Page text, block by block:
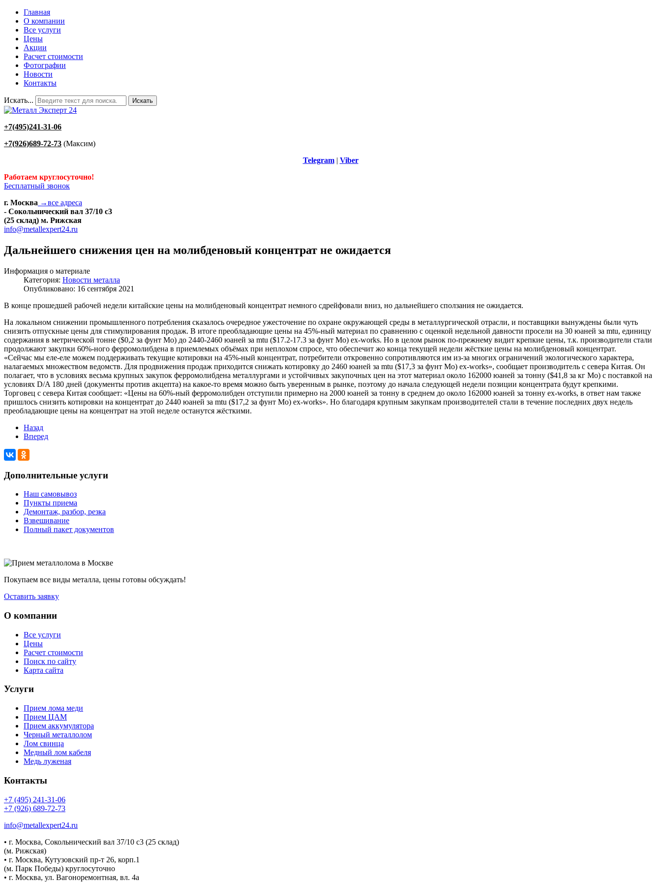
Главная
О компании
Все услуги
Цены
Акции
Расчет стоимости
Фотографии
Новости
Контакты
Искать... Искать
+7(495)241-31-06
+7(926)689-72-73 (Максим)
Telegram| Viber
Работаем круглосуточно!
Бесплатный звонок
г. Москва →все адреса
- Сокольнический вал 37/10 с3
(25 склад) м. Рижская
info@metallexpert24.ru
Дальнейшего снижения цен на молибденовый концентрат не ожидается
Информация о материале
Категория: Новости металла
Опубликовано: 16 сентября 2021
В конце прошедшей рабочей недели китайские цены на молибденовый концентрат немного сдрейфовали вниз, но дальнейшего сползания не ожидается.
На локальном снижении промышленного потребления сказалось очередное ужесточение по охране окружающей среды в металлургической отрасли, и поставщики вынуждены были чуть
снизить отпускные цены для стимулирования продаж. В итоге преобладающие цены на 45%-ный материал по сравнению с оценкой недельной давности просели на 30 юаней за mtu, единицу
содержания в метрической тонне ($0,2 за фунт Мо) до 2440-2460 юаней за mtu ($17.2-17.3 за фунт Мо) ex-works. Но в целом рынок по-прежнему видит крепкие цены, т.к. производители стали
продолжают закупки 60%-ного ферромолибдена в приемлемых объёмах при неплохом спросе, что обеспечит жо конца текущей недели жёсткие цены на молибденовый концентрат.
«Сейчас мы еле-еле можем поддерживать текущие котировки на 45%-ный концентрат, потребители откровенно сопротивляются им из-за многих ограничений экологического характера,
налагаемых множеством ведомств. Для продвижения продаж приходится снижать котировку до 2460 юаней за mtu ($17,3 за фунт Мо) ex-works», сообщает производитель с севера Китая. Он
полагает, что в условиях весьма крупных закупок ферромолибдена металлургами и устойчивых закупочных цен на этот материал около 162000 юаней за тонну ($41,8 за кг Мо) с поставкой на
условиях D/A 180 дней (документы против акцепта) на какое-то время можно быть уверенным в рынке, поэтому до начала следующей недели позиции концентрата будут крепкими.
Торговец с севера Китая сообщает: «Цены на 60%-ный ферромолибден отступили примерно на 2000 юаней за тонну в среднем до около 162000 юаней за тонну ex-works, в ответ нам также
пришлось снизить котировки на концентрат до 2440 юаней за mtu ($17,2 за фунт Мо) ex-works». Но благодаря крупным закупкам производителей стали в течение последних двух недель
преобладающие цены на концентрат на этой неделе останутся жёсткими.
Назад
Вперед
Дополнительные услуги
Наш самовывоз
Пункты приема
Демонтаж, разбор, резка
Взвешивание
Полный пакет документов
Покупаем все виды металла, цены готовы обсуждать!
Оставить заявку
О компании
Все услуги
Цены
Расчет стоимости
Поиск по сайту
Карта сайта
Услуги
Прием лома меди
Прием ЦАМ
Прием аккумулятора
Черный металлолом
Лом свинца
Медный лом кабеля
Медь луженая
Контакты
+7 (495) 241-31-06
+7 (926) 689-72-73
info@metallexpert24.ru
• г. Москва, Сокольнический вал 37/10 с3 (25 склад)
(м. Рижская)
• г. Москва, Кутузовский пр-т 26, корп.1
(м. Парк Победы) круглосуточно
• г. Москва, ул. Вагоноремонтная, вл. 4а